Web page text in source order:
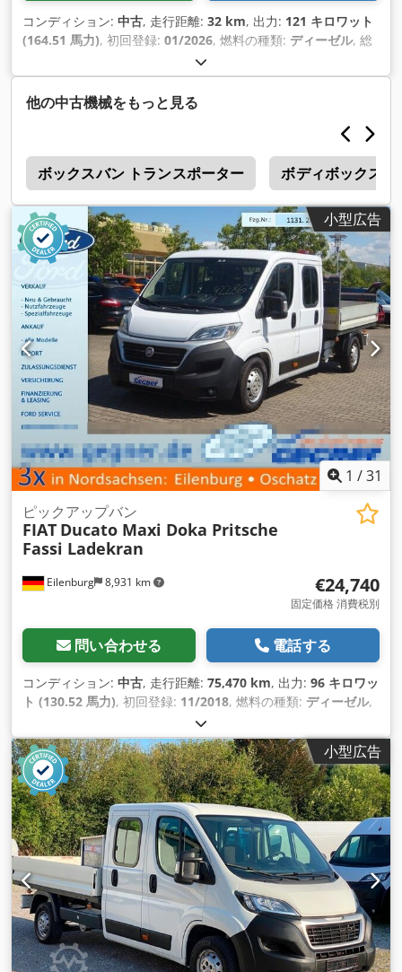
コンディション: 中古, 走行距離: 32 km, 出力: 121 キロワット
(164.51 馬力), 初回登録: 01/2026, 燃料の種類: ディーゼル, 総
, 色:
出クラス:ユーロ6, 座席数:3, 全長:6,204 mm, 全幅:2,474
mm, 全高:2,214 mm , 荷室長:
装備:
ABS（アンチロック・ブレーキ・システム）, すすフィル
ター, エアコン, セントラルロック, ナビゲーションシステム, 全
輪駆動, 電子安定制御プログラム (ESP),
他の中古機械をもっと見る
ボックスバン トランスポーター ボディボックス付
小型広告
1 /31
Eilenburg 8,931 km
ピックアップバン
FIAT Ducato Maxi Doka Pritsche
Fassi Ladekran
€24,740
固定価格 消費税別
問い合わせる 電話する
コンディション: 中古, 走行距離: 75,470 km, 出力: 96 キロワッ
ト (130.52 馬力), 初回登録: 11/2018, 燃料の種類: ディーゼル,
3,500 kg（キログラム）
排出クラス:ユーロ6, 座席数:7, 装備:ABS（アンチロック・ブ
レーキ・システム）, すすフィルター, エアコン, クレーン, セン
トラルロック, 電子安定制御プログラム (ESP),
小型広告